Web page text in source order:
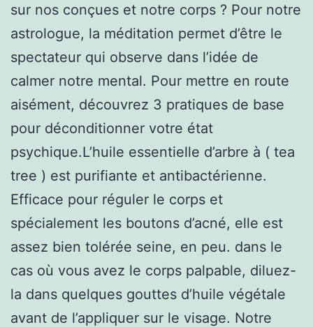
sur nos conçues et notre corps ? Pour notre
astrologue, la méditation permet d’être le
spectateur qui observe dans l’idée de
calmer notre mental. Pour mettre en route
aisément, découvrez 3 pratiques de base
pour déconditionner votre état
psychique.L’huile essentielle d’arbre à ( tea
tree ) est purifiante et antibactérienne.
Efficace pour réguler le corps et
spécialement les boutons d’acné, elle est
assez bien tolérée seine, en peu. dans le
cas où vous avez le corps palpable, diluez-
la dans quelques gouttes d’huile végétale
avant de l’appliquer sur le visage. Notre